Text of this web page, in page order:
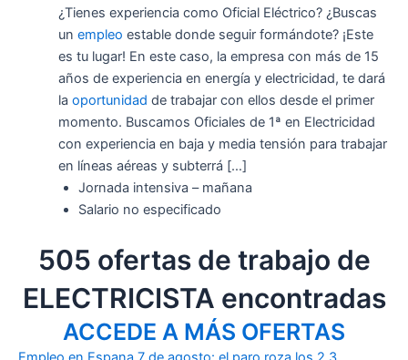
¿Tienes experiencia como Oficial Eléctrico? ¿Buscas
un empleo estable donde seguir formándote? ¡Este
es tu lugar! En este caso, la empresa con más de 15
años de experiencia en energía y electricidad, te dará
la oportunidad de trabajar con ellos desde el primer
momento. Buscamos Oficiales de 1ª en Electricidad
con experiencia en baja y media tensión para trabajar
en líneas aéreas y subterrá […]
Jornada intensiva – mañana
Salario no especificado
505 ofertas de trabajo de
ELECTRICISTA encontradas
ACCEDE A MÁS OFERTAS